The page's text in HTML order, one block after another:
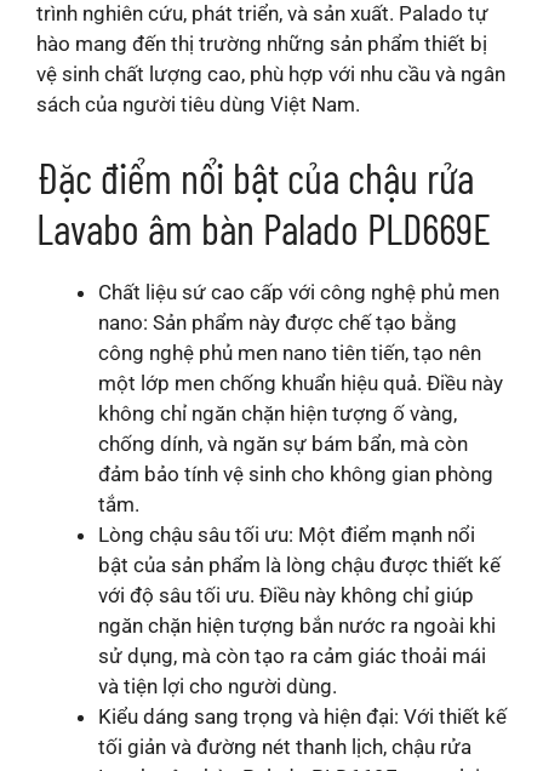
trình nghiên cứu, phát triển, và sản xuất. Palado tự
hào mang đến thị trường những sản phẩm thiết bị
vệ sinh chất lượng cao, phù hợp với nhu cầu và ngân
sách của người tiêu dùng Việt Nam.
Đặc điểm nổi bật của chậu rửa
Lavabo âm bàn Palado PLD669E
Chất liệu sứ cao cấp với công nghệ phủ men
nano: Sản phẩm này được chế tạo bằng
công nghệ phủ men nano tiên tiến, tạo nên
một lớp men chống khuẩn hiệu quả. Điều này
không chỉ ngăn chặn hiện tượng ố vàng,
chống dính, và ngăn sự bám bẩn, mà còn
đảm bảo tính vệ sinh cho không gian phòng
tắm.
Lòng chậu sâu tối ưu: Một điểm mạnh nổi
bật của sản phẩm là lòng chậu được thiết kế
với độ sâu tối ưu. Điều này không chỉ giúp
ngăn chặn hiện tượng bắn nước ra ngoài khi
sử dụng, mà còn tạo ra cảm giác thoải mái
và tiện lợi cho người dùng.
Kiểu dáng sang trọng và hiện đại: Với thiết kế
tối giản và đường nét thanh lịch, chậu rửa